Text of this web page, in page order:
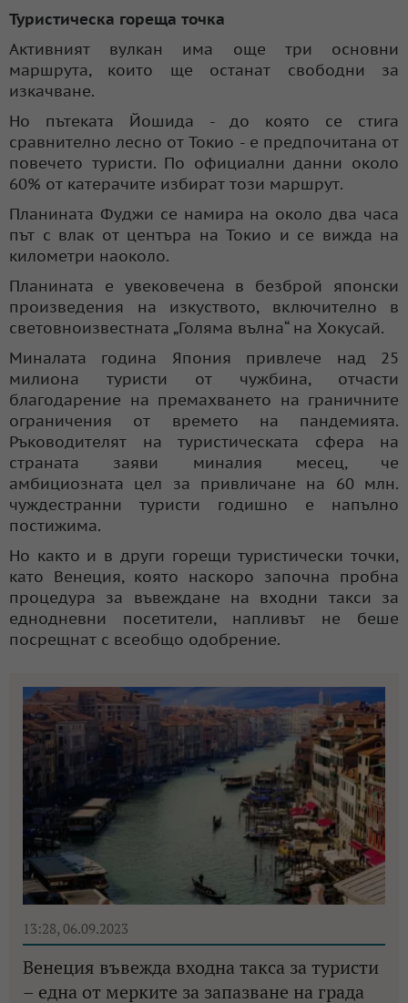
Туристическа гореща точка
Активният вулкан има още три основни
маршрута, които ще останат свободни за
изкачване.
Но пътеката Йошида - до която се стига
сравнително лесно от Токио - е предпочитана от
повечето туристи. По официални данни около
60% от катерачите избират този маршрут.
Планината Фуджи се намира на около два часа
път с влак от центъра на Токио и се вижда на
километри наоколо.
Планината е увековечена в безброй японски
произведения на изкуството, включително в
световноизвестната „Голяма вълна“ на Хокусай.
Миналата година Япония привлече над 25
милиона туристи от чужбина, отчасти
благодарение на премахването на граничните
ограничения от времето на пандемията.
Ръководителят на туристическата сфера на
страната заяви миналия месец, че
амбициозната цел за привличане на 60 млн.
чуждестранни туристи годишно е напълно
постижима.
Но както и в други горещи туристически точки,
като Венеция, която наскоро започна пробна
процедура за въвеждане на входни такси за
еднодневни посетители, напливът не беше
посрещнат с всеобщо одобрение.
13:28, 06.09.2023
Венеция въвежда входна такса за туристи
– една от мерките за запазване на града